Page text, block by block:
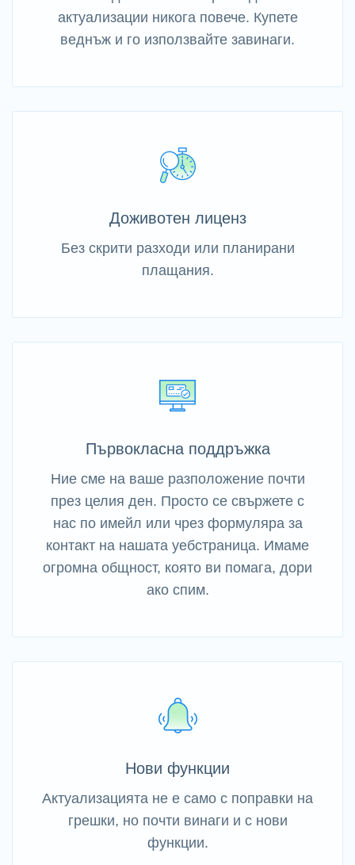
актуализации никога повече. Купете
веднъж и го използвайте завинаги.
Доживотен лиценз
Без скрити разходи или планирани
плащания.
Първокласна поддръжка
Ние сме на ваше разположение почти
през целия ден. Просто се свържете с
нас по имейл или чрез формуляра за
контакт на нашата уебстраница. Имаме
огромна общност, която ви помага, дори
ако спим.
Нови функции
Актуализацията не е само с поправки на
грешки, но почти винаги и с нови
функции.